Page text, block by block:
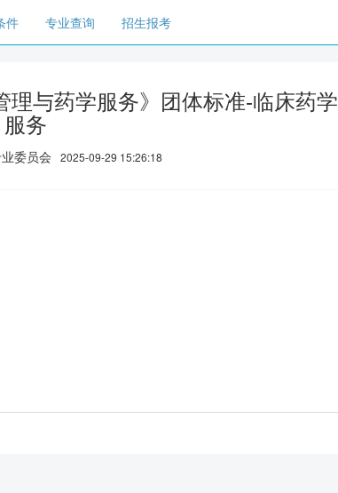
件 专业查询 招生报考
与药学服务》团体标准-临床药学
服务
委员会 2025-09-29 15:26:18